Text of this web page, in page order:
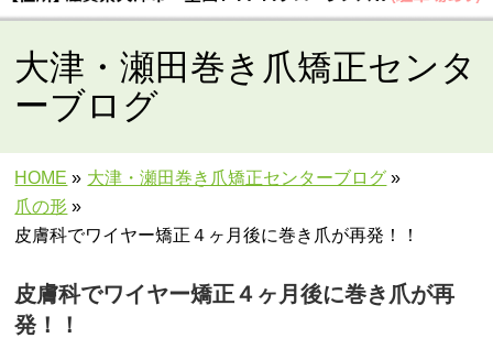
大津・瀬田巻き爪矯正センタ
ーブログ
HOME » 大津・瀬田巻き爪矯正センターブログ »
爪の形 »
皮膚科でワイヤー矯正４ヶ月後に巻き爪が再発！！
皮膚科でワイヤー矯正４ヶ月後に巻き爪が再
発！！